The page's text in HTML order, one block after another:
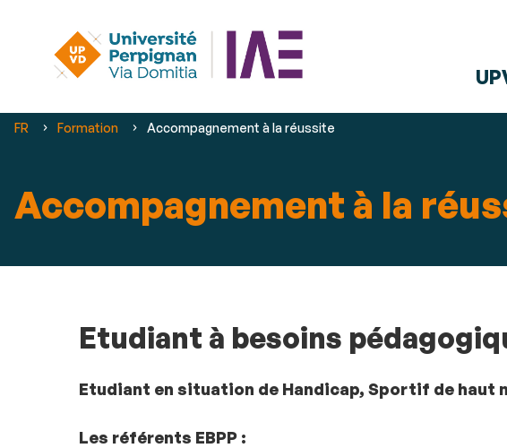
Vous
FR Formation Accompagnement à la réussite
Accompagnement à la
Etudiant à besoins
Etudiant en situation de Handicap, Sportif de haut
Les référents EBPP :